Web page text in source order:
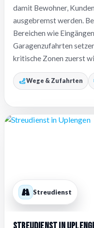
damit Bewohner,
ausgebremst werden.
Bereichen wie
Garagenzufahrten
kritische Zonen zuerst
Wege & Zufahrten
Streudienst